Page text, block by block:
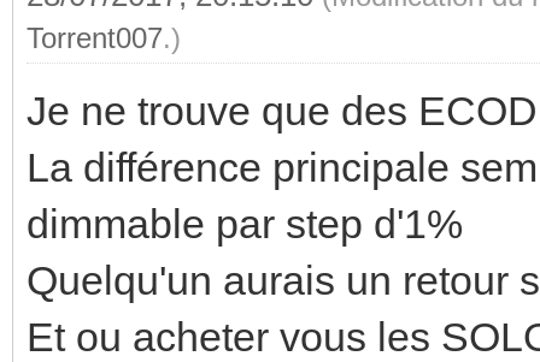
Torrent007.)
Je ne trouve que des
La différence principale
dimmable par step d'1%
Quelqu'un aurais un retour
Et ou acheter vous les